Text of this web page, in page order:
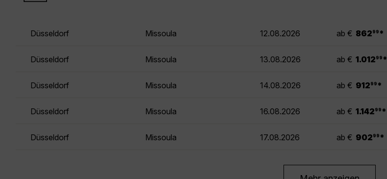
Düsseldorf Missoula 12.08.2026 ab € 862 99 *
Düsseldorf Missoula 13.08.2026 ab € 1.012 99 *
Düsseldorf Missoula 14.08.2026 ab € 912 99 *
Düsseldorf Missoula 16.08.2026 ab € 1.142 99 *
Düsseldorf Missoula 17.08.2026 ab € 902 99 *